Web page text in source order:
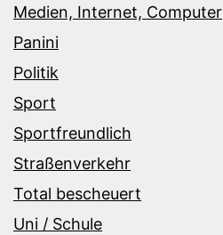
Medien, Internet, Computer
Panini
Politik
Sport
Sportfreundlich
Straßenverkehr
Total bescheuert
Uni / Schule